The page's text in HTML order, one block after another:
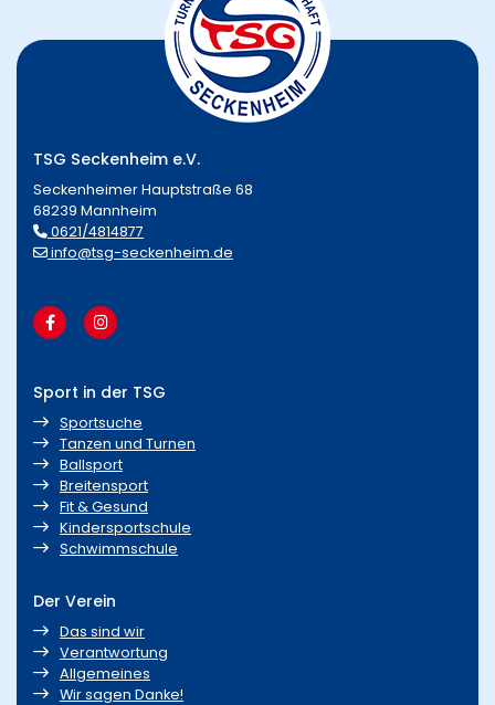
TSG Seckenheim e.V.
Seckenheimer Hauptstraße 68
68239 Mannheim
0621/4814877
info@tsg-seckenheim.de
Sport in der TSG
Sportsuche
Tanzen und Turnen
Ballsport
Breitensport
Fit & Gesund
Kindersportschule
Schwimmschule
Der Verein
Das sind wir
Verantwortung
Allgemeines
Wir sagen Danke!